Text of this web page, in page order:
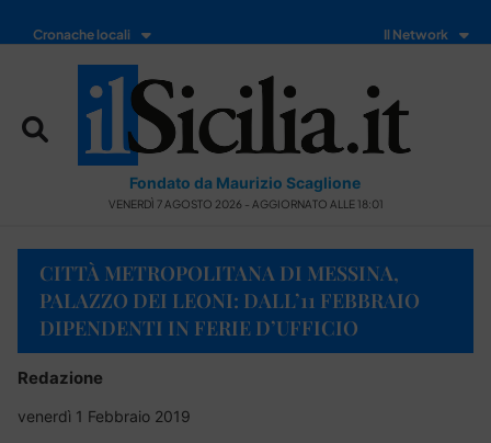
Cronache locali Il Network
Fondato da Maurizio Scaglione
VENERDÌ 7 AGOSTO 2026 - AGGIORNATO ALLE 18:01
CITTÀ METROPOLITANA DI MESSINA,
PALAZZO DEI LEONI: DALL’11 FEBBRAIO
DIPENDENTI IN FERIE D’UFFICIO
Redazione
venerdì 1 Febbraio 2019